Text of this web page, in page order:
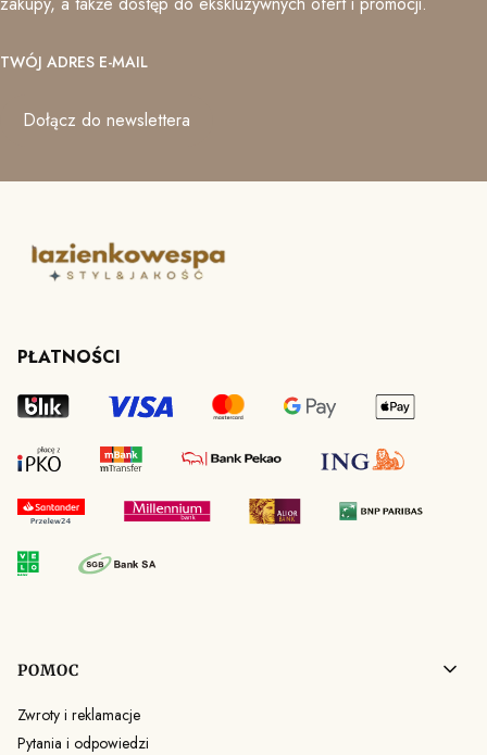
TWÓJ ADRES E-MAIL
Dołącz do newslettera
PŁATNOŚCI
Linki w stopce
POMOC
Zwroty i reklamacje
Pytania i odpowiedzi